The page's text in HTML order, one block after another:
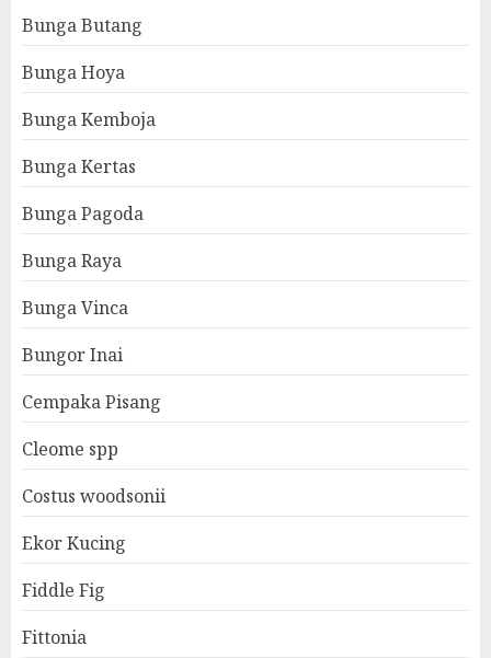
Bunga Butang
Bunga Hoya
Bunga Kemboja
Bunga Kertas
Bunga Pagoda
Bunga Raya
Bunga Vinca
Bungor Inai
Cempaka Pisang
Cleome spp
Costus woodsonii
Ekor Kucing
Fiddle Fig
Fittonia